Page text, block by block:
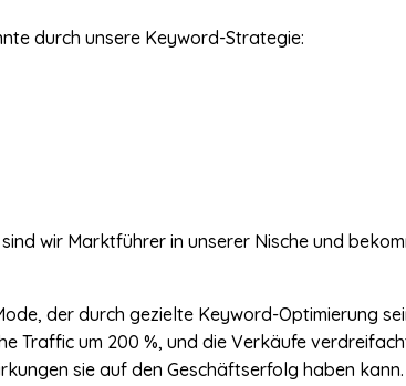
durch unsere Keyword-Strategie:
wir Marktführer in unserer Nische und
der durch gezielte Keyword-Optimierung
Traffic um 200 %, und die Verkäufe
sie auf den Geschäftserfolg haben kann.